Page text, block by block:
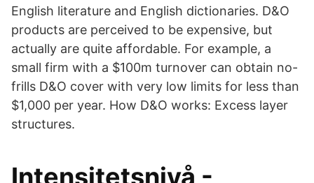
English literature and English dictionaries. D&O
products are perceived to be expensive, but
actually are quite affordable. For example, a
small firm with a $100m turnover can obtain no-
frills D&O cover with very low limits for less than
$1,000 per year. How D&O works: Excess layer
structures.
Intensitetsnivå -